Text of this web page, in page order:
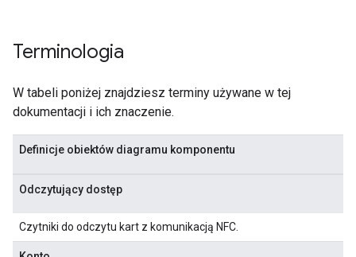
Terminologia
W tabeli poniżej znajdziesz terminy używane w tej
dokumentacji i ich znaczenie.
Definicje obiektów diagramu komponentu
Odczytujący dostęp
Czytniki do odczytu kart z komunikacją NFC.